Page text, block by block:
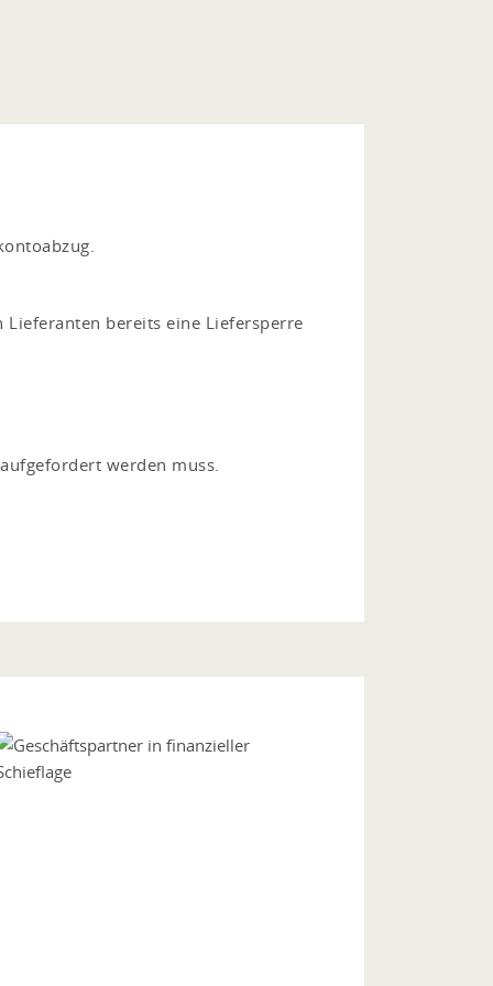
bereits eine Liefersperre
werden muss.